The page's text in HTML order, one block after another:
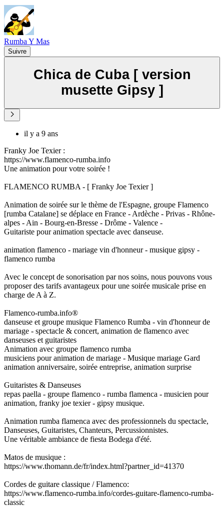
Rumba Y Mas
Suivre
Chica de Cuba [ version
musette Gipsy ]
il y a 9 ans
Franky Joe Texier :
https://www.flamenco-rumba.info
Une animation pour votre soirée !
FLAMENCO RUMBA - [ Franky Joe Texier ]
Animation de soirée sur le thème de l'Espagne, groupe Flamenco
[rumba Catalane] se déplace en France - Ardèche - Privas - Rhône-
alpes - Ain - Bourg-en-Bresse - Drôme - Valence -
Guitariste pour animation spectacle avec danseuse.
animation flamenco - mariage vin d'honneur - musique gipsy -
flamenco rumba
Avec le concept de sonorisation par nos soins, nous pouvons vous
proposer des tarifs avantageux pour une soirée musicale prise en
charge de A à Z.
Flamenco-rumba.info®
danseuse et groupe musique Flamenco Rumba - vin d'honneur de
mariage - spectacle & concert, animation de flamenco avec
danseuses et guitaristes
Animation avec groupe flamenco rumba
musiciens pour animation de mariage - Musique mariage Gard
animation anniversaire, soirée entreprise, animation surprise
Guitaristes & Danseuses
repas paella - groupe flamenco - rumba flamenca - musicien pour
animation, franky joe texier - gipsy musique.
Animation rumba flamenca avec des professionnels du spectacle,
Danseuses, Guitaristes, Chanteurs, Percussionnistes.
Une véritable ambiance de fiesta Bodega d'été.
Matos de musique :
https://www.thomann.de/fr/index.html?partner_id=41370
Cordes de guitare classique / Flamenco:
https://www.flamenco-rumba.info/cordes-guitare-flamenco-rumba-
classic